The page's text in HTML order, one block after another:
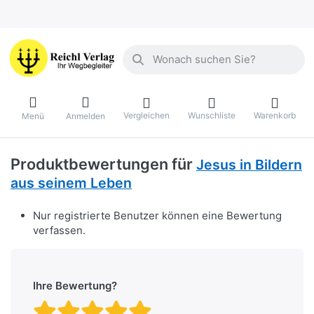
Geben Sie einen Suchbegriff ein.
Menü Anmelden Vergleichen Wunschliste Warenkorb
Produktbewertungen für Jesus in Bildern
aus seinem Leben
Nur registrierte Benutzer können eine Bewertung
verfassen.
Ihre Bewertung?